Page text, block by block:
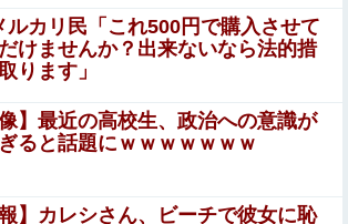
のウェディングドレス着替え動画、と
と海外で話題に
神経良い人と悪い人の対比をご覧くだ
ト、『エロ漫画』で人生逆転
ん、地上波番組で胸元ぱっくり・・・
カリ民「これ500円で購入させて
けませんか？出来ないなら法的措
ります」
像】最近の高校生、政治への意識が
ると話題にｗｗｗｗｗｗｗ
報】カレシさん、ビーチで彼女に恥